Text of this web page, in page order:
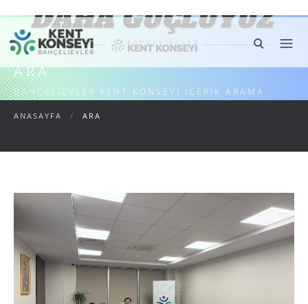
ARA
BAHÇELIEVLER KENT KONSEYI İÇERIK ARAMA
ANASAYFA / ARA